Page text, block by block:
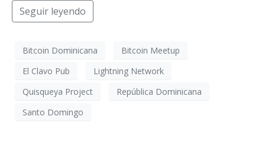
Seguir leyendo
Bitcoin Dominicana
Bitcoin Meetup
El Clavo Pub
Lightning Network
Quisqueya Project
República Dominicana
Santo Domingo